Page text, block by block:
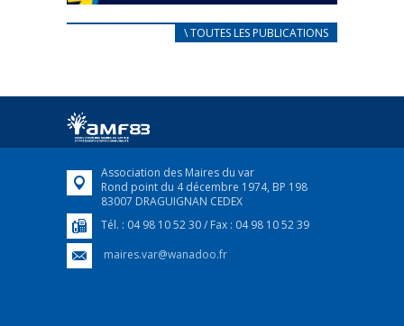
CARNET D’ACCUEIL
Afin d’accompagner au mieux les réfugiés
FEUILLETER
\ TOUTES LES PUBLICATIONS
Association des Maires du var
Rond point du 4 décembre 1974, BP 198
83007 DRAGUIGNAN CEDEX
Tél. : 04 98 10 52 30 / Fax : 04 98 10 52 39
maires.var@wanadoo.fr